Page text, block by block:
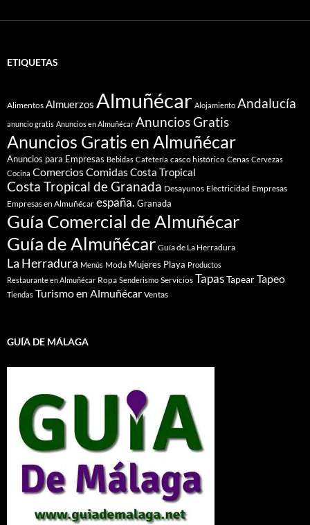
ETIQUETAS
Alimentos Almuerzos Almuñécar Alojamiento Andalucía
anuncio gratis Anuncios en Almuñécar Anuncios Gratis
Anuncios Gratis en Almuñécar
Anuncios para Empresas Bebidas Cafetería casco histórico Cenas Cervezas
Cocina ComerciosComidasCosta Tropical
Costa Tropical de Granada Desayunos Electricidad Empresas
Empresas en Almuñécar españa. Granada
Guía Comercial de Almuñécar
Guía de Almuñécar Guía de La Herradura
La Herradura Menús Moda Mujeres Playa Productos
Restaurante en Almuñécar Ropa Senderismo Servicios TapasTapearTapeo
Tiendas Turismo en Almuñécar Ventas
GUÍA DE MÁLAGA